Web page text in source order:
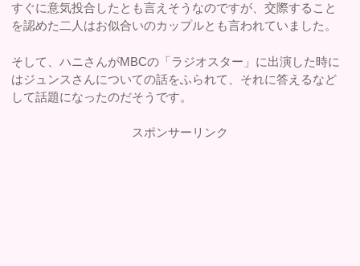
すぐに意気投合したとも言えそうなのですが、交際すること
を認めた二人はお似合いのカップルとも言われていました。
そして、ハニさんがMBCの「ラジオスター」に出演した時に
はジュンスさんについての話をふられて、それに答えるなど
して話題になったのだそうです。
スポンサーリンク